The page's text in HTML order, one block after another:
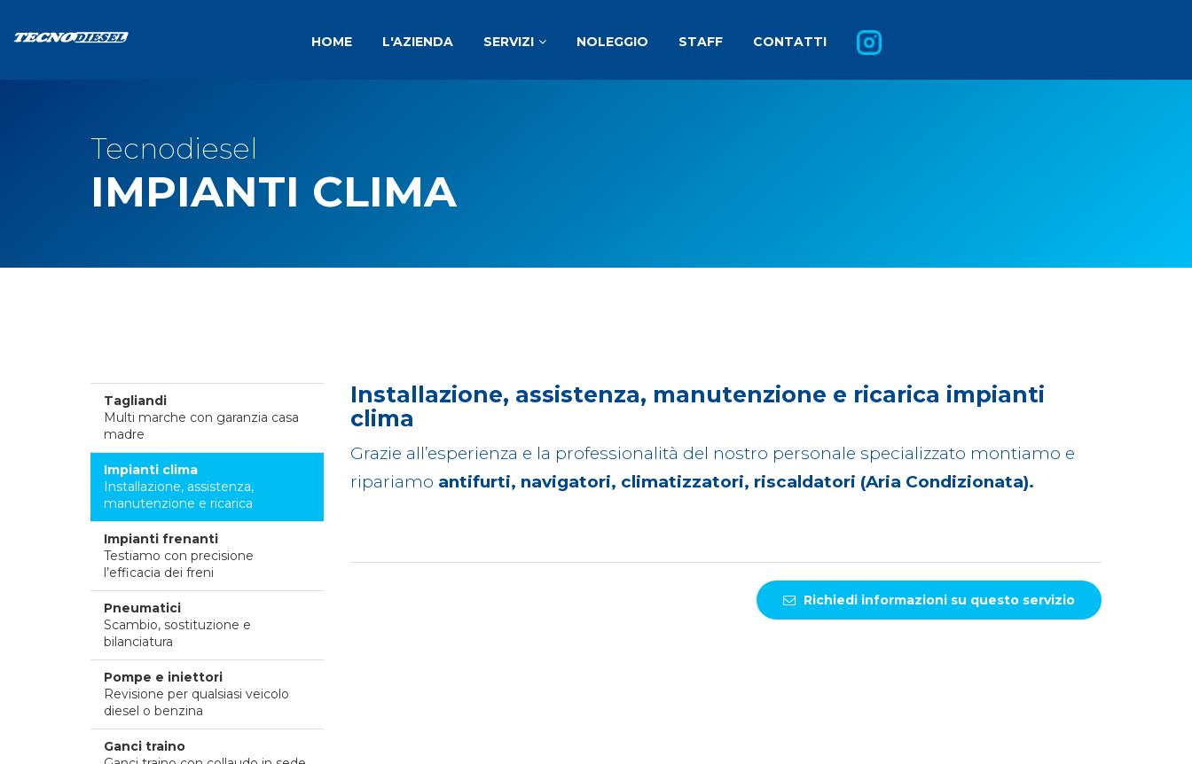
HOME L'AZIENDA SERVIZI NOLEGGIO STAFF CONTATTI
Tecnodiesel
IMPIANTI CLIMA
Tagliandi
Multi marche con garanzia casa
madre
Impianti clima
Installazione, assistenza,
manutenzione e ricarica
Impianti frenanti
Testiamo con precisione
l’efficacia dei freni
Pneumatici
Scambio, sostituzione e
bilanciatura
Pompe e iniettori
Revisione per qualsiasi veicolo
diesel o benzina
Ganci traino
Installazione, assistenza, manutenzione e ricarica impianti
clima
Grazie all’esperienza e la professionalità del nostro personale specializzato montiamo e
ripariamo antifurti, navigatori, climatizzatori, riscaldatori (Aria Condizionata).
Richiedi informazioni su questo servizio